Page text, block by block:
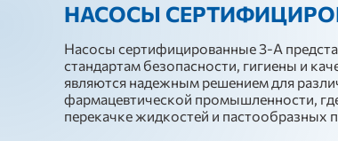
НАСОСЫ
Насосы сертифицированные 3-A
стандартам безопасности, гигиены и
являются надежным решением для
фармацевтической промышленности,
перекачке жидкостей и пастообразных